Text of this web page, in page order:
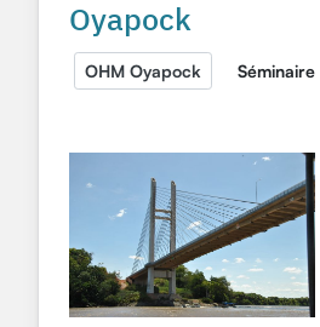
Oyapock
OHM Oyapock Séminaire